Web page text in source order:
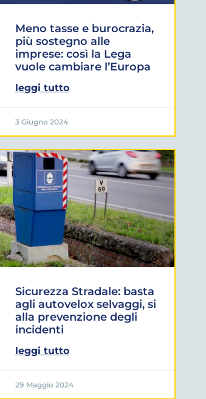
Meno tasse e burocrazia,
più sostegno alle
imprese: così la Lega
vuole cambiare l’Europa
leggi tutto
3 Giugno 2024
Sicurezza Stradale: basta
agli autovelox selvaggi, si
alla prevenzione degli
incidenti
leggi tutto
29 Maggio 2024